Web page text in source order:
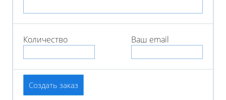
Количество Ваш email
Создать заказ